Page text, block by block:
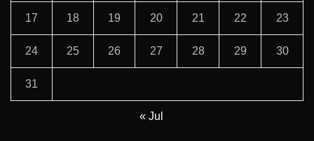
17 18 19 20 21 22 23
24 25 26 27 28 29 30
31
« Jul